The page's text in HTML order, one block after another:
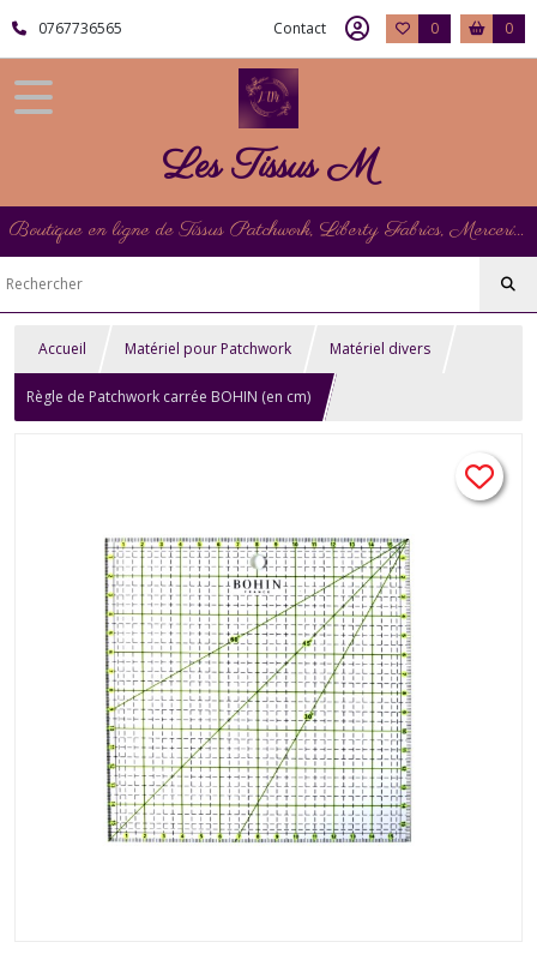
0767736565 Contact 0 0
Les Tissus M
Boutique en ligne de Tissus Patchwork, Liberty Fabrics, Mercerie et Matériel de Point de Croix
Accueil Matériel pour Patchwork Matériel divers
Règle de Patchwork carrée BOHIN (en cm)